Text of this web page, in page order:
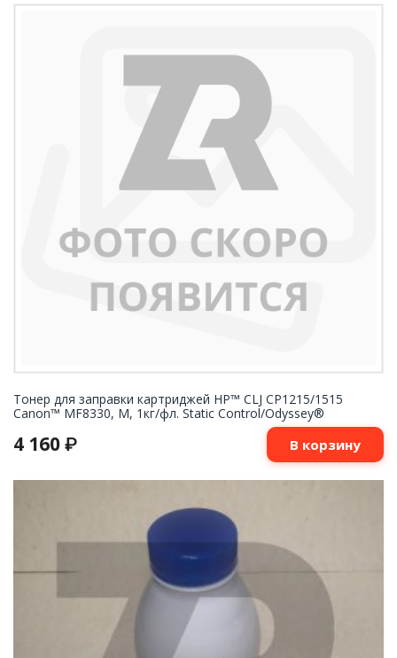
Тонер для заправки картриджей HP™ CLJ CP1215/1515
Canon™ MF8330, M, 1кг/фл. Static Control/Odyssey®
4 160 ₽ В корзину